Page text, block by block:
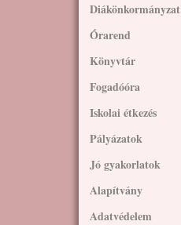
Diákönkormányzat
Órarend
Könyvtár
Fogadóóra
Iskolai étkezés
Pályázatok
Jó gyakorlatok
Alapítvány
Adatvédelem